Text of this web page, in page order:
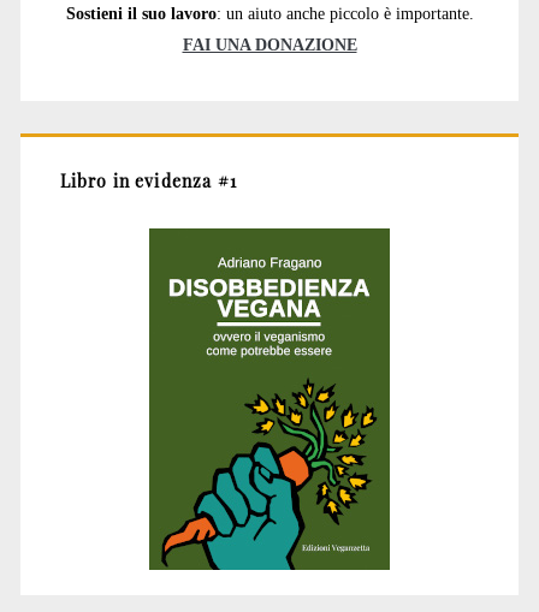
Sostieni il suo lavoro: un aiuto anche piccolo è importante.
FAI UNA DONAZIONE
Libro in evidenza #1